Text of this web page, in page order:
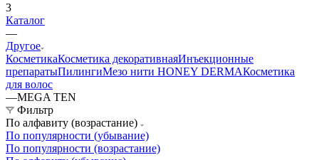
3
Каталог
—
Другое
КосметикаКосметика декоративнаяИнъекционные
препаратыПилингиМезо нити HONEY DERMAКосметика
для волос
—MEGA TEN
Фильтр
По алфавиту (возрастание)
По популярности (убывание)
По популярности (возрастание)